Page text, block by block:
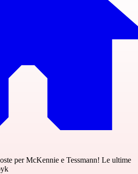
per McKennie e Tessmann! Le ultime